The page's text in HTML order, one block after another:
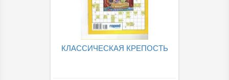
КЛАССИЧЕСКАЯ КРЕПОСТЬ